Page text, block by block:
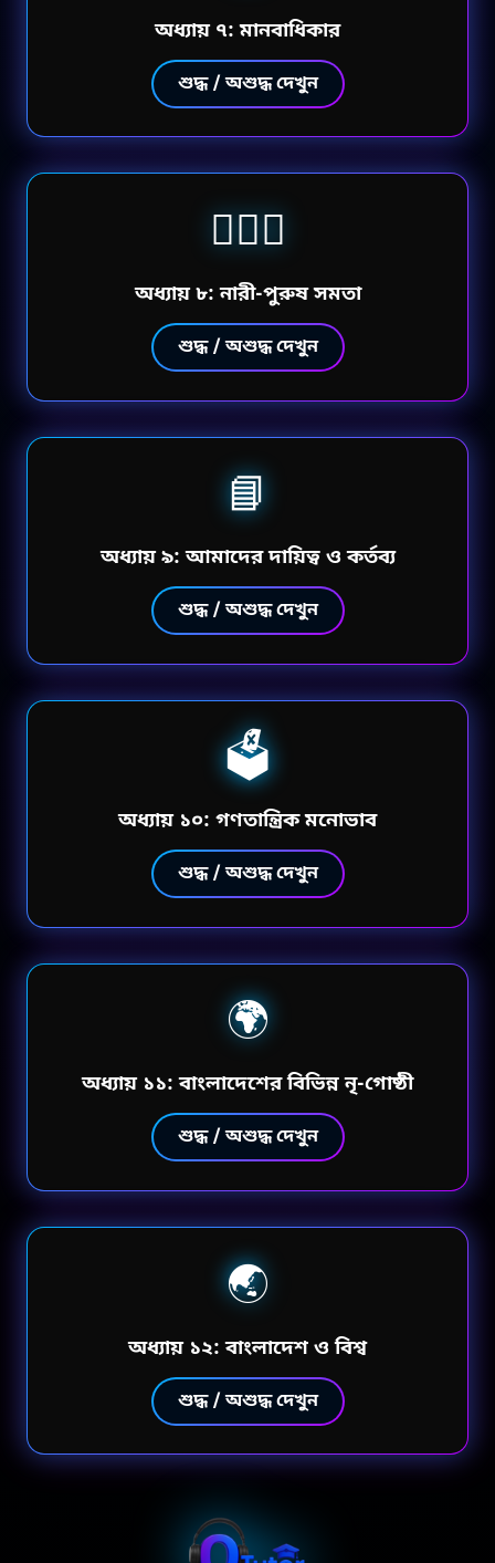
অধ্যায় ৭: মানবাধিকার
শুদ্ধ / অশুদ্ধ দেখুন
👩‍❤️‍👨
অধ্যায় ৮: নারী-পুরুষ সমতা
শুদ্ধ / অশুদ্ধ দেখুন
📘
অধ্যায় ৯: আমাদের দায়িত্ব ও কর্তব্য
শুদ্ধ / অশুদ্ধ দেখুন
🗳️
অধ্যায় ১০: গণতান্ত্রিক মনোভাব
শুদ্ধ / অশুদ্ধ দেখুন
🌍
অধ্যায় ১১: বাংলাদেশের বিভিন্ন নৃ-গোষ্ঠী
শুদ্ধ / অশুদ্ধ দেখুন
🌏
অধ্যায় ১২: বাংলাদেশ ও বিশ্ব
শুদ্ধ / অশুদ্ধ দেখুন